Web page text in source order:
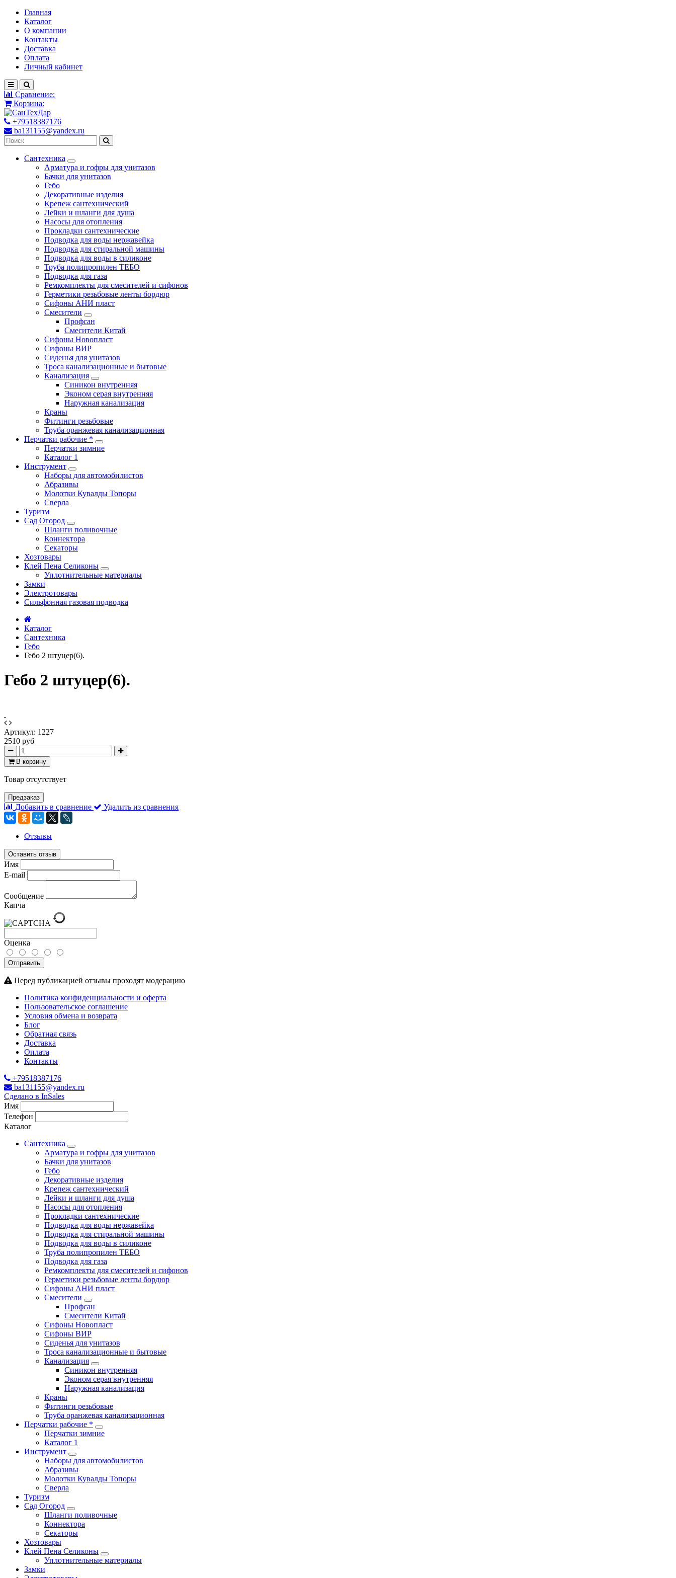
Главная
Каталог
О компании
Контакты
Доставка
Оплата
Личный кабинет
Сравнение:
Корзина:
+79518387176
ba131155@yandex.ru
Сантехника
Арматура и гофры для унитазов
Бачки для унитазов
Гебо
Декоративные изделия
Крепеж сантехнический
Лейки и шланги для душа
Насосы для отопления
Прокладки сантехнические
Подводка для воды нержавейка
Подводка для стиральной машины
Подводка для воды в силиконе
Труба полипропилен ТЕБО
Подводка для газа
Ремкомплекты для смесителей и сифонов
Герметики резьбовые ленты бордюр
Сифоны АНИ пласт
Смесители
Профсан
Смесители Китай
Сифоны Новопласт
Сифоны ВИР
Сиденья для унитазов
Троса канализационные и бытовые
Канализация
Синикон внутренняя
Эконом серая внутренняя
Наружная канализация
Краны
Фитинги резьбовые
Труба оранжевая канализационная
Перчатки рабочие *
Перчатки зимние
Каталог 1
Инструмент
Наборы для автомобилистов
Абразивы
Молотки Кувалды Топоры
Сверла
Туризм
Сад Огород
Шланги поливочные
Коннектора
Секаторы
Хозтовары
Клей Пена Селиконы
Уплотнительные материалы
Замки
Электротовары
Сильфонная газовая подводка
Каталог
Сантехника
Гебо
Гебо 2 штуцер(6).
Гебо 2 штуцер(6).
Артикул: 1227
2510 руб
В корзину
Товар отсутствует
Предзаказ
Добавить в сравнение Удалить из сравнения
Отзывы
Оставить отзыв
Имя
E-mail
Сообщение
Капча
Оценка
Отправить
Перед публикацией отзывы проходят модерацию
Политика конфиденциальности и оферта
Пользовательское соглашение
Условия обмена и возврата
Блог
Обратная связь
Доставка
Оплата
Контакты
+79518387176
ba131155@yandex.ru
Сделано в InSales
Имя
Телефон
Каталог
Сантехника
Арматура и гофры для унитазов
Бачки для унитазов
Гебо
Декоративные изделия
Крепеж сантехнический
Лейки и шланги для душа
Насосы для отопления
Прокладки сантехнические
Подводка для воды нержавейка
Подводка для стиральной машины
Подводка для воды в силиконе
Труба полипропилен ТЕБО
Подводка для газа
Ремкомплекты для смесителей и сифонов
Герметики резьбовые ленты бордюр
Сифоны АНИ пласт
Смесители
Профсан
Смесители Китай
Сифоны Новопласт
Сифоны ВИР
Сиденья для унитазов
Троса канализационные и бытовые
Канализация
Синикон внутренняя
Эконом серая внутренняя
Наружная канализация
Краны
Фитинги резьбовые
Труба оранжевая канализационная
Перчатки рабочие *
Перчатки зимние
Каталог 1
Инструмент
Наборы для автомобилистов
Абразивы
Молотки Кувалды Топоры
Сверла
Туризм
Сад Огород
Шланги поливочные
Коннектора
Секаторы
Хозтовары
Клей Пена Селиконы
Уплотнительные материалы
Замки